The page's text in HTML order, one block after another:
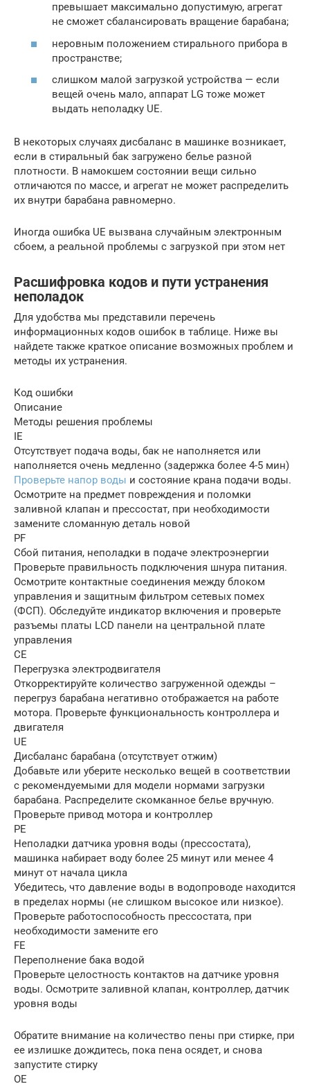
превышает максимально допустимую, агрегат
не сможет сбалансировать вращение барабана;
неровным положением стирального прибора в
пространстве;
слишком малой загрузкой устройства — если
вещей очень мало, аппарат LG тоже может
выдать неполадку UE.
В некоторых случаях дисбаланс в машинке возникает,
если в стиральный бак загружено белье разной
плотности. В намокшем состоянии вещи сильно
отличаются по массе, и агрегат не может распределить
их внутри барабана равномерно.
Иногда ошибка UE вызвана случайным электронным
сбоем, а реальной проблемы с загрузкой при этом нет
Расшифровка кодов и пути устранения
неполадок
Для удобства мы представили перечень
информационных кодов ошибок в таблице. Ниже вы
найдете также краткое описание возможных проблем и
методы их устранения.
Код ошибки
Описание
Методы решения проблемы
IE
Отсутствует подача воды, бак не наполняется или
наполняется очень медленно (задержка более 4-5 мин)
Проверьте напор воды и состояние крана подачи воды.
Осмотрите на предмет повреждения и поломки
заливной клапан и прессостат, при необходимости
замените сломанную деталь новой
PF
Сбой питания, неполадки в подаче электроэнергии
Проверьте правильность подключения шнура питания.
Осмотрите контактные соединения между блоком
управления и защитным фильтром сетевых помех
(ФСП). Обследуйте индикатор включения и проверьте
разъемы платы LCD панели на центральной плате
управления
CE
Перегрузка электродвигателя
Откорректируйте количество загруженной одежды –
перегруз барабана негативно отображается на работе
мотора. Проверьте функциональность контроллера и
двигателя
UE
Дисбаланс барабана (отсутствует отжим)
Добавьте или уберите несколько вещей в соответствии
с рекомендуемыми для модели нормами загрузки
барабана. Распределите скомканное белье вручную.
Проверьте привод мотора и контроллер
PE
Неполадки датчика уровня воды (прессостата),
машинка набирает воду более 25 минут или менее 4
минут от начала цикла
Убедитесь, что давление воды в водопроводе находится
в пределах нормы (не слишком высокое или низкое).
Проверьте работоспособность прессостата, при
необходимости замените его
FE
Переполнение бака водой
Проверьте целостность контактов на датчике уровня
воды. Осмотрите заливной клапан, контроллер, датчик
уровня воды
Обратите внимание на количество пены при стирке, при
ее излишке дождитесь, пока пена осядет, и снова
запустите стирку
OE